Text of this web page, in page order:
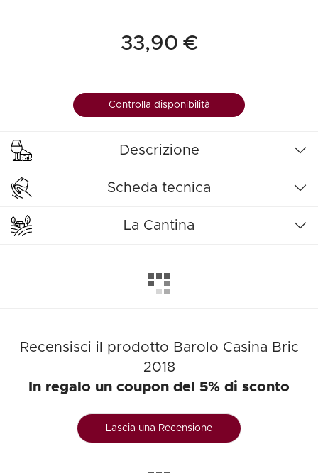
33,90 €
Controlla disponibilità
Descrizione
Scheda tecnica
La Cantina
Recensisci il prodotto Barolo Casina Bric
2018
In regalo un coupon del 5% di sconto
Lascia una Recensione